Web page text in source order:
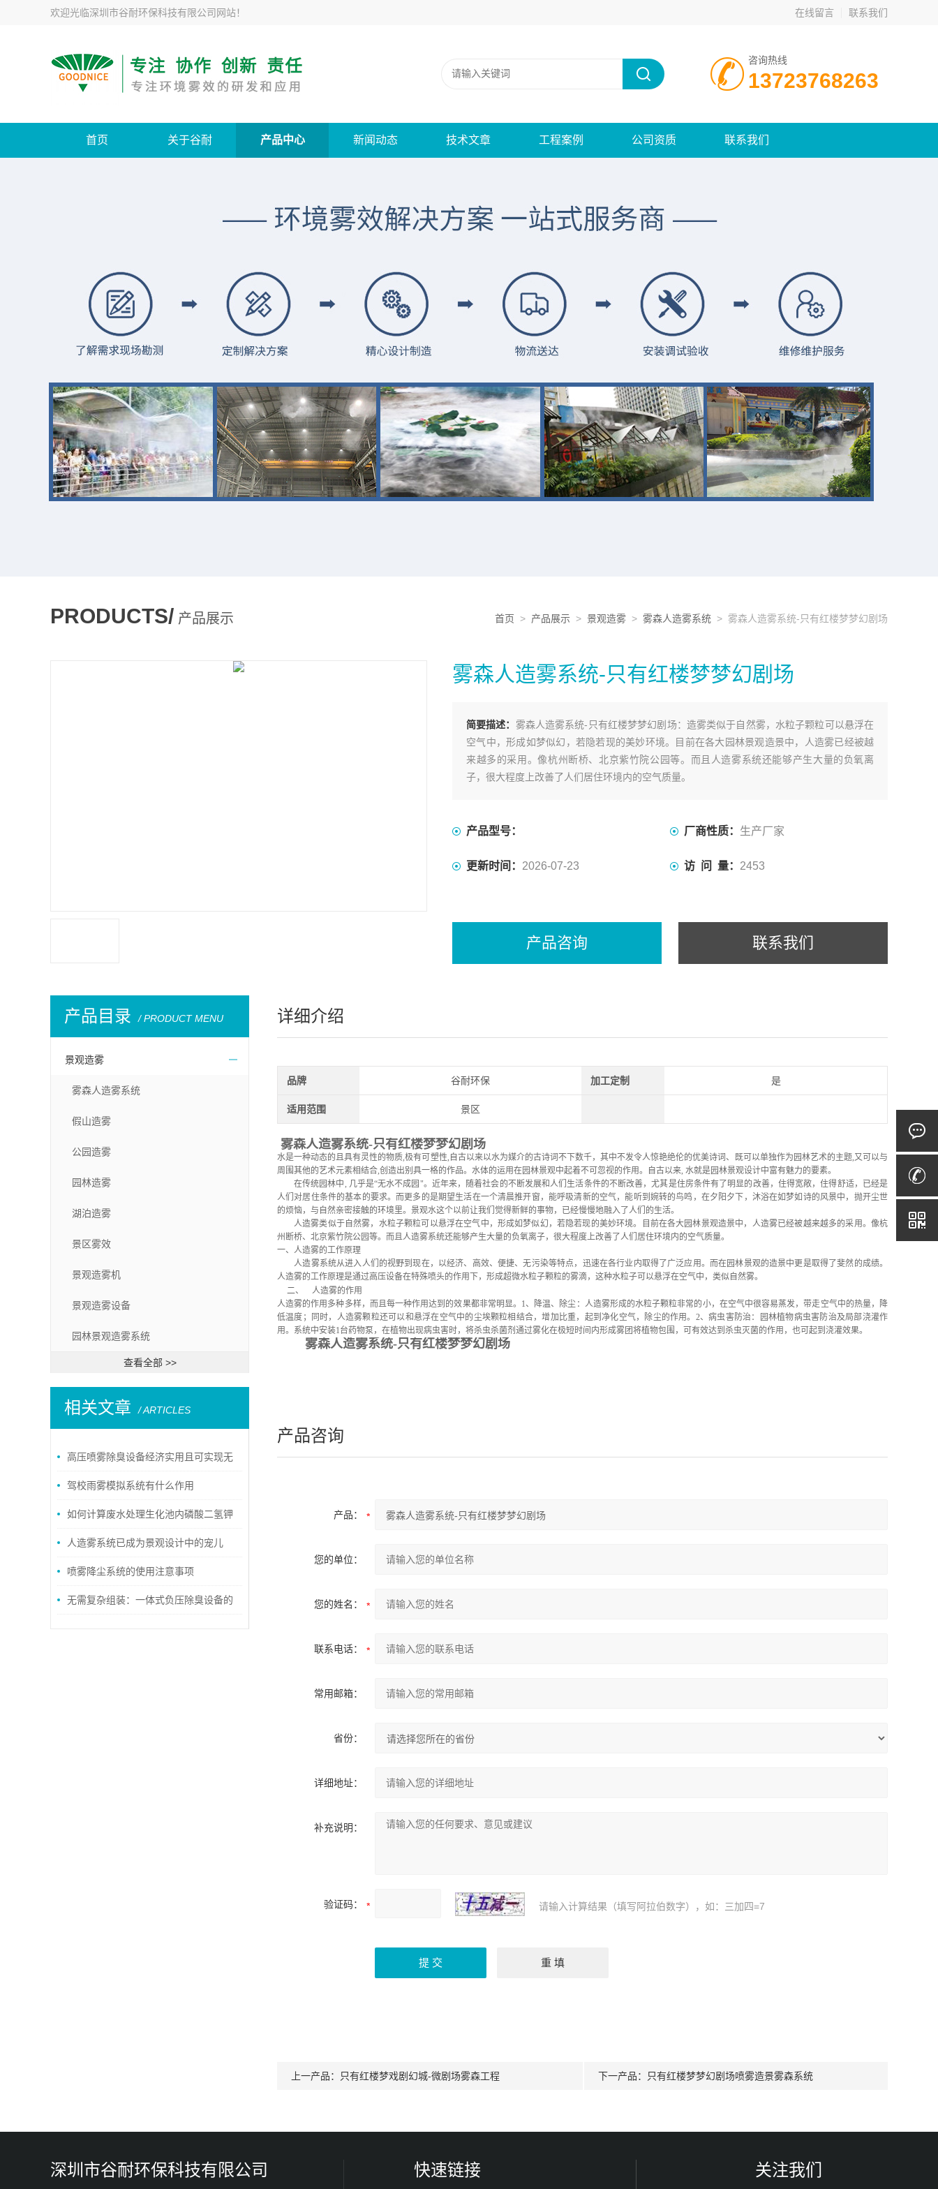
欢迎光临深圳市谷耐环保科技有限公司网站！ 在线留言 联系我们
咨询热线
13723768263
首页 关于谷耐 产品中心 新闻动态 技术文章 工程案例 公司资质 联系我们
PRODUCTS/ 产品展示 首页 > 产品展示 > 景观造雾 > 雾森人造雾系统 > 雾森人造雾系统-只有红楼梦梦幻剧场
雾森人造雾系统-只有红楼梦梦幻剧场
简要描述： 雾森人造雾系统-只有红楼梦梦幻剧场：造雾类似于自然雾，水粒子颗粒可以悬浮在
空气中，形成如梦似幻，若隐若现的美妙环境。目前在各大园林景观造景中，人造雾已经被越
来越多的采用。像杭州断桥、北京紫竹院公园等。而且人造雾系统还能够产生大量的负氧离
子，很大程度上改善了人们居住环境内的空气质量。
产品型号： 厂商性质： 生产厂家
更新时间： 2026-07-23 访 问 量： 2453
产品咨询 联系我们
产品目录 / PRODUCT MENU
景观造雾
雾森人造雾系统
假山造雾
公园造雾
园林造雾
湖泊造雾
景区雾效
景观造雾机
景观造雾设备
园林景观造雾系统
查看全部 >>
相关文章 / ARTICLES
高压喷雾除臭设备经济实用且可实现无
人自动控制
驾校雨雾模拟系统有什么作用
如何计算废水处理生化池内磷酸二氢钾
的投加量
人造雾系统已成为景观设计中的宠儿
喷雾降尘系统的使用注意事项
无需复杂组装：一体式负压除臭设备的
详细介绍
品牌 谷耐环保 加工定制 是
适用范围 景区
雾森人造雾系统-只有红楼梦梦幻剧场
水是一种动态的且具有灵性的物质,极有可塑性, 自古以来以水为媒介的古诗词不下数千，其中不发令人惊艳绝伦的优美诗词、
既可以单独作为园林艺术的主题,又可以与
周围其他的艺术元素相结合,创造出别具一格的作品。水体的运用在园林景观中起着不可忽视的作用。自古以来, 水就是园林景观设计中富有魅力的要素。
在传统园林中, 几乎是“无水不成园"。近年来，随着社会的不断发展和人们生活条件的不断改善，尤其是住房条件有了明显的改善，住得宽敞，住得舒适，已经是
人们对居住条件的基本的要求。而更多的是期望生活在一个清晨推开窗，能呼吸清新的空气，能听到婉转的鸟鸣，在夕阳夕下，沐浴在如梦如诗的风景中，抛开尘世
的烦恼，与自然亲密接触的环境里。景观水这个以前让我们觉得新鲜的事物，已经慢慢地融入了人们的生活。
人造雾类似于自然雾，水粒子颗粒可以悬浮在空气中，形成如梦似幻，若隐若现的美妙环境。目前在各大园林景观造景中，人造雾已经被越来越多的采用。像杭
州断桥、北京紫竹院公园等。而且人造雾系统还能够产生大量的负氧离子，很大程度上改善了人们居住环境内的空气质量。
一、 人造雾的工作原理
人造雾系统从进入人们的视野到现在，以经济、高效、便捷、无污染等特点，迅速在各行业内取得了广泛应用。而在园林景观的造景中更是取得了斐然的成绩。
人造雾的工作原理是通过高压设备在特殊喷头的作用下，形成超微水粒子颗粒的雾滴，这种水粒子可以悬浮在空气中，类似自然雾。
二、
人造雾的作用
人造雾的作用多种多样，而且每一种作用达到的效果都非常明显。1、降温、除尘：人造雾形成的水粒子颗粒非常的小，在空气中很容易蒸发，带走空气中的热量，降
低温度；同时，人造雾颗粒还可以和悬浮在空气中的尘埃颗粒相结合，增加比重，起到净化空气，除尘的作用。2、病虫害防治：园林植物病虫害防治及局部浇灌作
用。系统中安装1台药物泵，在植物出现病虫害时，将杀虫杀菌剂通过雾化在极短时间内形成雾团将植物包围，可有效达到杀虫灭菌的作用，也可起到浇灌效果。
雾森人造雾系统-只有红楼梦梦幻剧场
产品咨询
产品：
您的单位：
您的姓名：
联系电话：
常用邮箱：
省份：
详细地址：
补充说明：
验证码： 请输入计算结果（填写阿拉伯数字），如：三加四=7
上一产品： 只有红楼梦戏剧幻城-微剧场雾森工程 下一产品： 只有红楼梦梦幻剧场喷雾造景雾森系统
深圳市谷耐环保科技有限公司 快速链接 关注我们